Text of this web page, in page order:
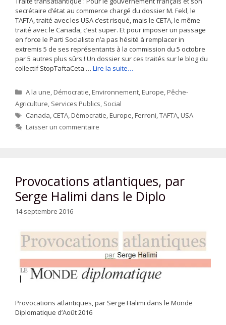
secrétaire d’état au commerce chargé du dossier M. Fekl, le
TAFTA, traité avec les USA c’est risqué, mais le CETA, le même
traité avec le Canada, c’est super. Et pour imposer un passage
en force le Parti Socialiste n’a pas hésité à remplacer in
extremis 5 de ses représentants à la commission du 5 octobre
par 5 autres plus sûrs ! Un dossier sur ces traités sur le blog du
collectif StopTaftaCeta … Lire la suite…
Catégories
A la une Démocratie Environnement, Europe Pêche-
Agriculture Services Publics Social
Étiquettes
Canada CETA, Démocratie Europe Ferroni TAFTA, USA
Laisser un commentaire
Provocations atlantiques, par
Serge Halimi dans le Diplo
14 septembre 2016
Provocations atlantiques, par Serge Halimi dans le Monde
Diplomatique d’Août 2016